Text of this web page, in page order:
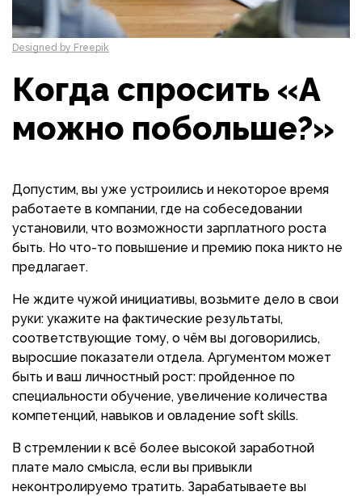
Designed by Freepik
Когда спросить «А
можно побольше?»
Допустим, вы уже устроились и некоторое время
работаете в компании, где на собеседовании
установили, что возможности зарплатного роста
быть. Но что-то повышение и премию пока никто не
предлагает.
Не ждите чужой инициативы, возьмите дело в свои
руки: укажите на фактические результаты,
соответствующие тому, о чём вы договорились,
выросшие показатели отдела. Аргументом может
быть и ваш личностный рост: пройденное по
специальности обучение, увеличение количества
компетенций, навыков и овладение soft skills.
В стремлении к всё более высокой заработной
плате мало смысла, если вы привыкли
неконтролируемо тратить. Зарабатываете вы